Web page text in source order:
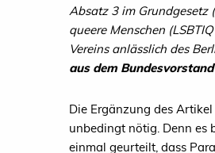
Absatz 3 im Grundgesetz
queere Menschen
Vereins anlässlich des
aus dem
Die Ergänzung des
unbedingt nötig. Denn es
einmal geurteilt, dass